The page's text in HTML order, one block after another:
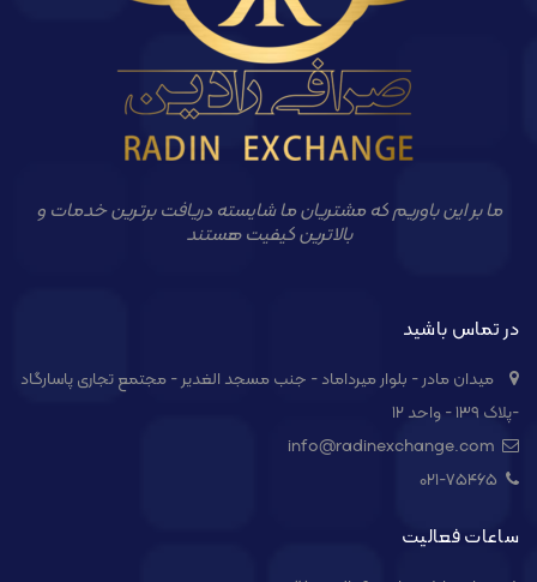
ما بر این باوریم که مشتریان ما شایسته دریافت برترین خدمات و
بالاترین کیفیت هستند
در تماس باشید
میدان مادر - بلوار میرداماد - جنب مسجد الغدیر - مجتمع تجاری پاسارگاد
-پلاک ۱۳۹ - واحد ۱۲
021-۷۵۴۶۵
ساعات فعالیت